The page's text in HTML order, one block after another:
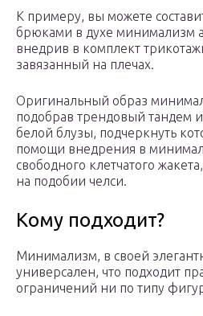
К примеру, вы можете
брюками в духе минимализм
внедрив в комплект
завязанный на плечах.
Оригинальный образ
подобрав трендовый тандем
белой блузы, подчеркнуть
помощи внедрения в
свободного клетчатого
на подобии челси.
Кому подходит?
Минимализм, в своей
универсален, что подходит
ограничений ни по типу